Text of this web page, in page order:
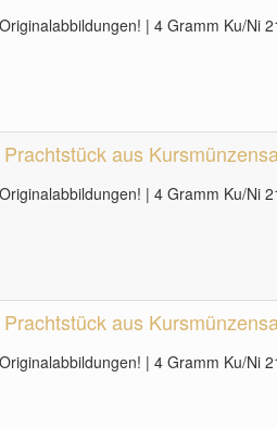
| 4 Gramm Ku/Ni
aus
| 4 Gramm Ku/Ni
aus
| 4 Gramm Ku/Ni